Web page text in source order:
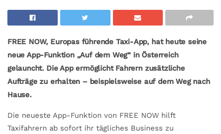
FREE NOW, Europas führende Taxi-App, hat heute seine
neue App-Funktion „Auf dem Weg“ in Österreich
gelauncht. Die App ermöglicht Fahrern zusätzliche
Aufträge zu erhalten – beispielsweise auf dem Weg nach
Hause.
Die neueste App-Funktion von FREE NOW hilft
Taxifahrern ab sofort ihr tägliches Business zu